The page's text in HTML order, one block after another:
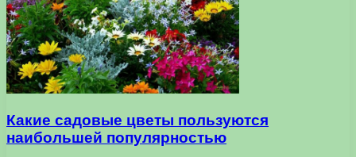
Какие садовые цветы пользуются
наибольшей популярностью